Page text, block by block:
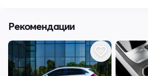
Рекомендации